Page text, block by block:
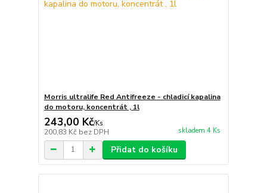
Morris ultralife Red Antifreeze - chladicí kapalina
do motoru, koncentrát , 1l
243,00 Kč/Ks
200,83 Kč bez DPH skladem 4 Ks
Přidat do košíku